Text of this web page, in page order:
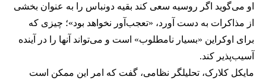
او می‌گوید اگر روسیه سعی کند بقیه دونباس را به عنوان بخشی
از مذاکرات به دست آورد، «تعجب‌آور نخواهد بود»؛ چیزی که
برای اوکراین «بسیار نامطلوب» است و می‌تواند آنها را در آینده
آسیب‌پذیر کند.
مایکل کلارک، تحلیلگر نظامی، گفت که امر این ممکن است